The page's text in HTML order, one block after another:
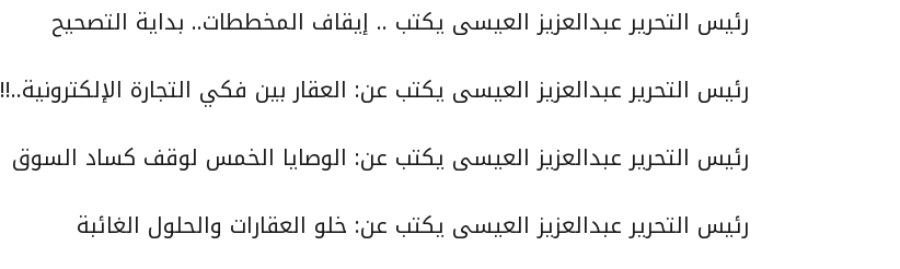
رئيس التحرير عبدالعزيز العيسى يكتب .. إيقاف المخططات.. بداية التصحيح
رئيس التحرير عبدالعزيز العيسى يكتب عن: العقار بين فكي التجارة الإلكترونية..!!
رئيس التحرير عبدالعزيز العيسى يكتب عن: الوصايا الخمس لوقف كساد السوق
رئيس التحرير عبدالعزيز العيسى يكتب عن: خلو العقارات والحلول الغائبة